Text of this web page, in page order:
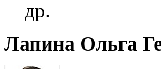
др.
Лапина Ольга